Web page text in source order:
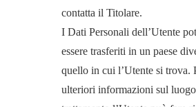
contatta il Titolare.
I Dati Personali dell’Utente
essere trasferiti in un paese
quello in cui l’Utente si trova.
ulteriori informazioni sul